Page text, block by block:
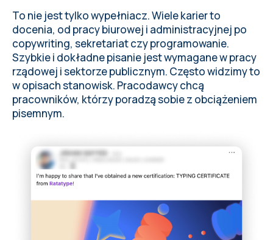
To nie jest tylko wypełniacz. Wiele karier to
docenia, od pracy biurowej i administracyjnej po
copywriting, sekretariat czy programowanie.
Szybkie i dokładne pisanie jest wymagane w pracy
rządowej i sektorze publicznym. Często widzimy to
w opisach stanowisk. Pracodawcy chcą
pracowników, którzy poradzą sobie z obciążeniem
pisemnym.